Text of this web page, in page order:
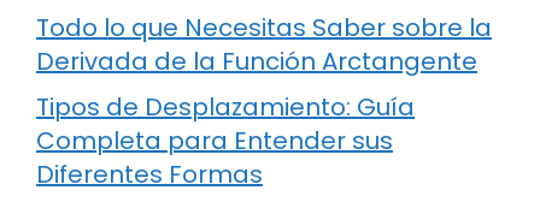
Todo lo que Necesitas Saber sobre la
Derivada de la Función Arctangente
Tipos de Desplazamiento: Guía
Completa para Entender sus
Diferentes Formas